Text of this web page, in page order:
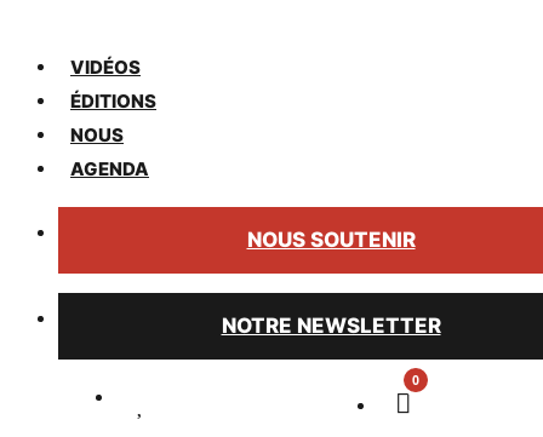
VIDÉOS
ÉDITIONS
NOUS
AGENDA
NOUS SOUTENIR
NOTRE NEWSLETTER
0